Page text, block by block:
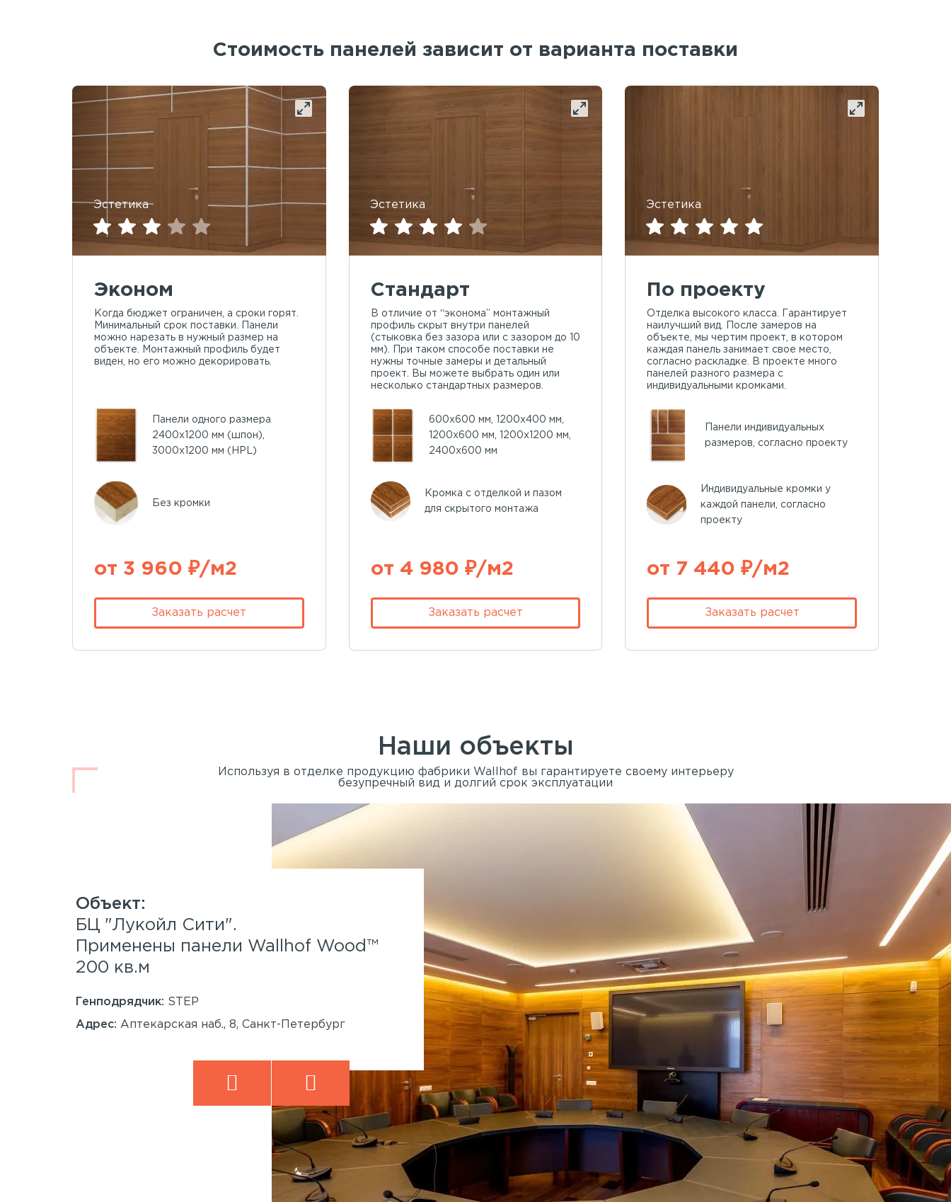
Стоимость панелей зависит от варианта поставки
Эстетика
Эконом
Когда бюджет ограничен, а сроки горят.
Минимальный срок поставки. Панели
можно нарезать в нужный размер на
объекте. Монтажный профиль будет
виден, но его можно декорировать.
Панели одного размера
2400х1200 мм (шпон),
3000х1200 мм (HPL)
Без кромки
от 3 960 ₽/м2
Заказать расчет
Эстетика
Стандарт
В отличие от “эконома” монтажный
профиль скрыт внутри панелей
(стыковка без зазора или с зазором до 10
мм). При таком способе поставки не
нужны точные замеры и детальный
проект. Вы можете выбрать один или
несколько стандартных размеров.
600х600 мм, 1200х400 мм,
1200х600 мм, 1200х1200 мм,
2400х600 мм
Кромка с отделкой и пазом
для скрытого монтажа
от 4 980 ₽/м2
Заказать расчет
Эстетика
По проекту
Отделка высокого класса. Гарантирует
наилучший вид. После замеров на
объекте, мы чертим проект, в котором
каждая панель занимает свое место,
согласно раскладке. В проекте много
панелей разного размера с
индивидуальными кромками.
Панели индивидуальных
размеров, согласно проекту
Индивидуальные кромки у
каждой панели, согласно
проекту
от 7 440 ₽/м2
Заказать расчет
Наши объекты
Используя в отделке продукцию фабрики Wallhof вы гарантируете своему интерьеру
безупречный вид и долгий срок эксплуатации
БЦ "Лукойл Сити".
Применены панели Wallhof Wood™
200 кв.м
Генподрядчик: STEP
Адрес: Аптекарская наб., 8, Санкт-Петербург
Spa-отель Parklane.
Применены панели Wallhof Rail
System™
860 кв.м
Генподрядчик:Ленмонтаж
Адрес:Крестовский остров, Рюхина, 9 А, Санкт-
Петербург
Академия танца Бориса
Применены потолочные
Wallhof Wood™
750 кв.м.
Адрес:ул. Б. Пушкарская, 14, литер
Петербург